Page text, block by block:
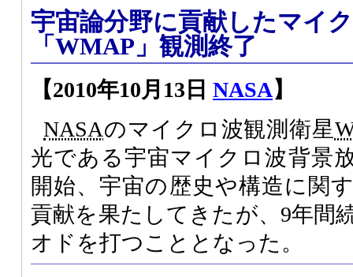
宇宙論分野に貢献したマイ
「WMAP」観測終了
【2010年10月13日 NASA】
NASAのマイクロ波観測衛星
光である宇宙マイクロ波背景
開始、宇宙の歴史や構造に関
貢献を果たしてきたが、9年間
オドを打つこととなった。